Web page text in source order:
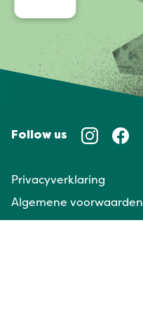
Follow us
Privacyverklaring
Algemene voorwaarden
Huisregels